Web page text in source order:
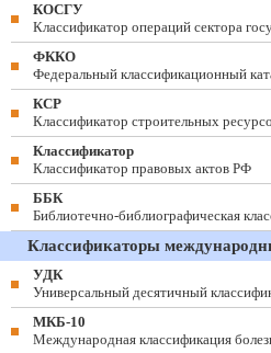
КОСГУ
Классификатор операций сектора
ФККО
Федеральный классификационный
КСР
Классификатор строительных
Классификатор
Классификатор правовых актов РФ
ББК
Библиотечно-библиографическая
Классификаторы
УДК
Универсальный десятичный
МКБ-10
Международная классификация